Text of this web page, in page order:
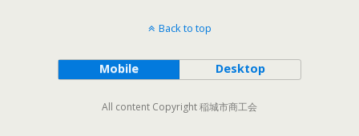
Back to top
Mobile Desktop
All content Copyright 稲城市商工会